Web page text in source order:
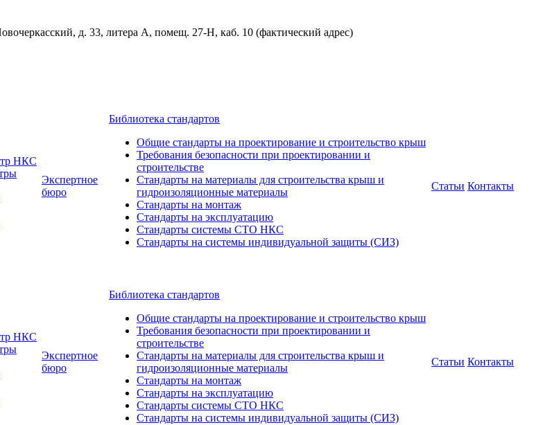
д. 33, литера А, помещ. 27-Н, каб. 10 (фактический адрес)
НКС
Экспертное
бюро
Библиотека стандартов
Общие стандарты на проектирование и строительство крыш
Требования безопасности при проектировании и
строительстве
Стандарты на материалы для строительства крыш и
гидроизоляционные материалы
Стандарты на монтаж
Стандарты на эксплуатацию
Стандарты системы СТО НКС
Стандарты на системы индивидуальной защиты (СИЗ)
Статьи Контакты
НКС
Экспертное
бюро
Библиотека стандартов
Общие стандарты на проектирование и строительство крыш
Требования безопасности при проектировании и
строительстве
Стандарты на материалы для строительства крыш и
гидроизоляционные материалы
Стандарты на монтаж
Стандарты на эксплуатацию
Стандарты системы СТО НКС
Стандарты на системы индивидуальной защиты (СИЗ)
Статьи Контакты